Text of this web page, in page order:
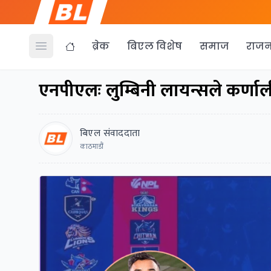
Open menu ब्रेक बिएल विशेष समाज
एनपीएलः लुम्बिनी लायन्सले
बिएल संवाददाता
काठमाडौं